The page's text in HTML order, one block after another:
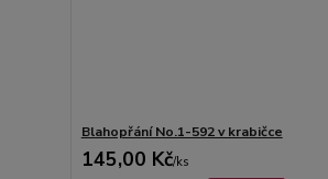
Blahopřání No.1-592 v krabičce
145,00 Kč/ks